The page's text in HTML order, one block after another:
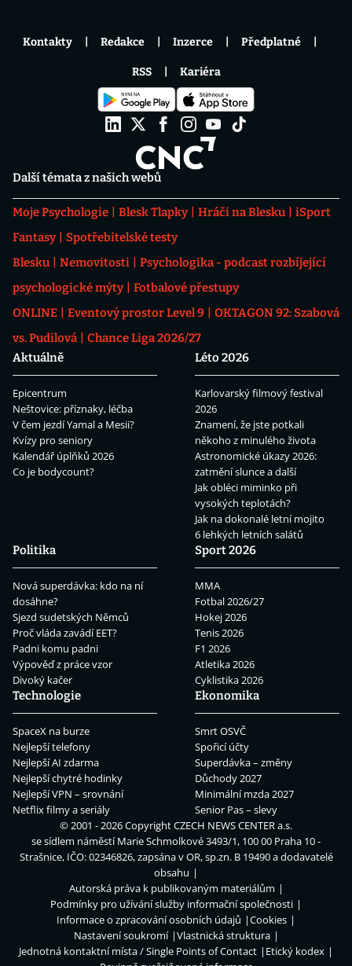
Další témata z našich webů
Moje Psychologie Blesk Tlapky Hráči na Blesku
iSport
Fantasy
Spotřebitelské testy
Blesku
Nemovitosti
Psychologika - podcast rozbíjející
psychologické mýty
Fotbalové přestupy
ONLINE
Eventový prostor Level 9
OKTAGON 92: Szabová
vs. Pudilová
Chance Liga 2026/27
Aktuálně
Epicentrum
Neštovice: příznaky, léčba
V čem jezdí Yamal a Mesii?
Kvízy pro seniory
Kalendář úplňků 2026
Co je bodycount?
Léto 2026
Karlovarský filmový festival
2026
Znamení, že jste potkali
někoho z minulého života
Astronomické úkazy 2026:
zatmění slunce a další
Jak obléci miminko při
vysokých teplotách?
Jak na dokonalé letní mojito
6 lehkých letních salátů
Politika
Nová superdávka: kdo na ní
dosáhne?
Sjezd sudetských Němců
Proč vláda zavádí EET?
Padni komu padni
Výpověď z práce vzor
Divoký kačer
Sport 2026
MMA
Fotbal 2026/27
Hokej 2026
Tenis 2026
F1 2026
Atletika 2026
Cyklistika 2026
Technologie
SpaceX na burze
Nejlepší telefony
Nejlepší AI zdarma
Nejlepší chytré hodinky
Nejlepší VPN – srovnání
Netflix filmy a seriály
Ekonomika
Smrt OSVČ
Spořicí účty
Superdávka – změny
Důchody 2027
Minimální mzda 2027
Senior Pas – slevy
Kontakty Redakce Inzerce Předplatné
RSS Kariéra
© 2001 - 2026 CopyrightCZECH NEWS CENTER a.s.
se sídlem náměstí Marie Schmolkové 3493/1, 100 00 Praha 10 -
Strašnice, IČO: 02346826, zapsána v OR, sp.zn. B 19490 a dodavatelé
obsahu
Autorská práva k publikovaným materiálům
Podmínky pro užívání služby informační společnosti
Informace o zpracování osobních údajů
Cookies
Nastavení soukromí
Vlastnická struktura
Jednotná kontaktní místa / Single Points of Contact
Etický kodex